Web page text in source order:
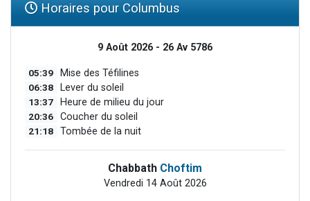
Horaires pour Columbus
9 Août 2026 - 26 Av 5786
05:39 Mise des Téfilines
06:38 Lever du soleil
13:37 Heure de milieu du jour
20:36 Coucher du soleil
21:18 Tombée de la nuit
Chabbath Choftim
Vendredi 14 Août 2026